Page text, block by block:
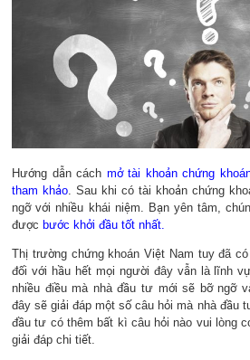
Hướng dẫn cách mở tài khoản chứng
tham khảo . Sau khi có tài khoản chứng
ngỡ với nhiều khái niệm. Bạn yên tâm,
được bước khởi đầu tốt nhất.
Thị trường chứng khoán Việt Nam tuy đã
đối với hầu hết mọi người đây vẫn là lĩnh
nhiều điều mà nhà đầu tư mới sẽ bỡ ngỡ
đây sẽ giải đáp một số câu hỏi mà nhà đầu
đầu tư có thêm bất kì câu hỏi nào vui lòng
giải đáp chi tiết.